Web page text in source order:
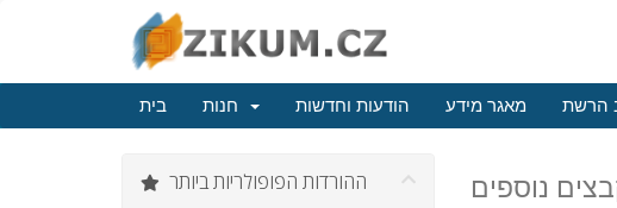
בית הודעות וחדשות מאגר מידע הרשת
נוספים ההורדות הפופולריות ביותר